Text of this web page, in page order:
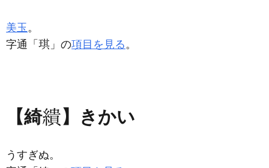
美玉。
字通「
」の項目を見る。
【綺 】きかい
うすぎぬ。